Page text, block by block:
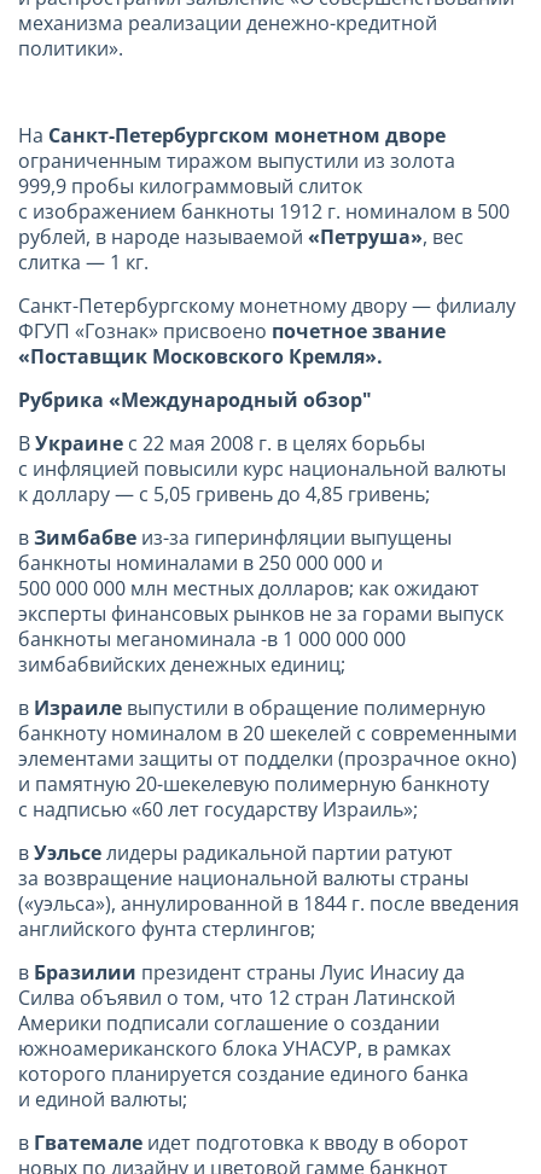
механизма реализации денежно-кредитной
политики».
На Санкт-Петербургском монетном дворе
ограниченным тиражом выпустили из золота
999,9 пробы килограммовый слиток
с изображением банкноты 1912 г. номиналом в 500
рублей, в народе называемой «Петруша», вес
слитка — 1 кг.
Санкт-Петербургскому монетному двору — филиалу
ФГУП «Гознак» присвоено почетное звание
«Поставщик Московского Кремля».
Рубрика «Международный обзор"
ВУкраине с 22 мая 2008 г. в целях борьбы
с инфляцией повысили курс национальной валюты
к доллару — с 5,05 гривень до 4,85 гривень;
вЗимбабве из-за гиперинфляции выпущены
банкноты номиналами в 250 000 000 и
500 000 000 млн местных долларов; как ожидают
эксперты финансовых рынков не за горами выпуск
банкноты меганоминала -в 1 000 000 000
зимбабвийских денежных единиц;
в Израиле выпустили в обращение полимерную
банкноту номиналом в 20 шекелей с современными
элементами защиты от подделки (прозрачное окно)
и памятную 20-шекелевую полимерную банкноту
с надписью «60 лет государству Израиль»;
вУэльселидеры радикальной партии ратуют
за возвращение национальной валюты страны
(«уэльса»), аннулированной в 1844 г. после введения
английского фунта стерлингов;
в Бразилии президент страны Луис Инасиу да
Силва объявил о том, что 12 стран Латинской
Америки подписали соглашение о создании
южноамериканского блока УНАСУР, в рамках
которого планируется создание единого банка
и единой валюты;
в Гватемале идет подготовка к вводу в оборот
новых по дизайну и цветовой гамме банкнот